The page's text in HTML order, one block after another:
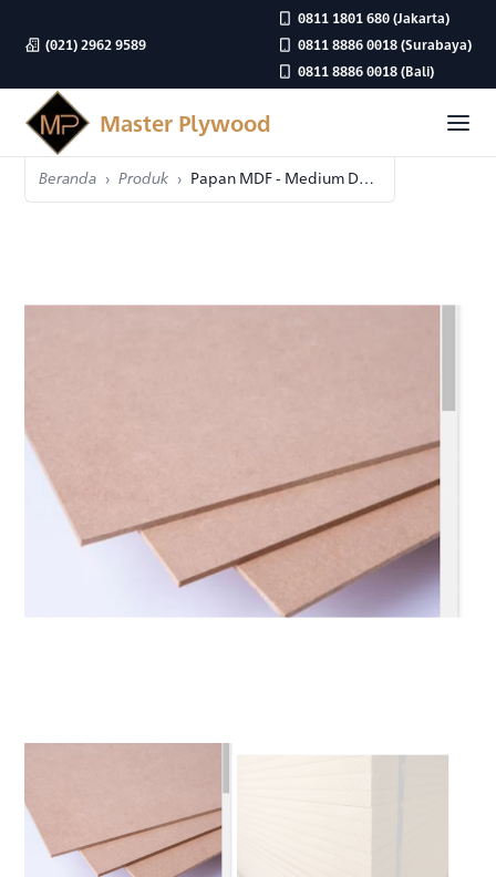
(021) 2962 9589
0811 1801 680(Jakarta)
0811 8886 0018(Surabaya)
0811 8886 0018(Bali)
Master Plywood
Beranda Produk Papan MDF - Medium Density Fiberboard